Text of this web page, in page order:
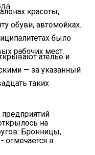
красоты,
обуви, автомойках.
было
рабочих мест.
ателье и
— за указанный
таких
на
Бронницы,
отмечается в